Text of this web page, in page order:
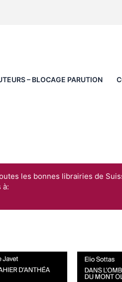
– BLOCAGE PARUTION
les bonnes librairies de
à: